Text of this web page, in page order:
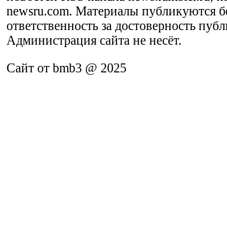
newsru.com. Материалы публикуются
ответственность за достоверность
Администрация сайта не несёт.
Сайт от bmb3 @ 2025